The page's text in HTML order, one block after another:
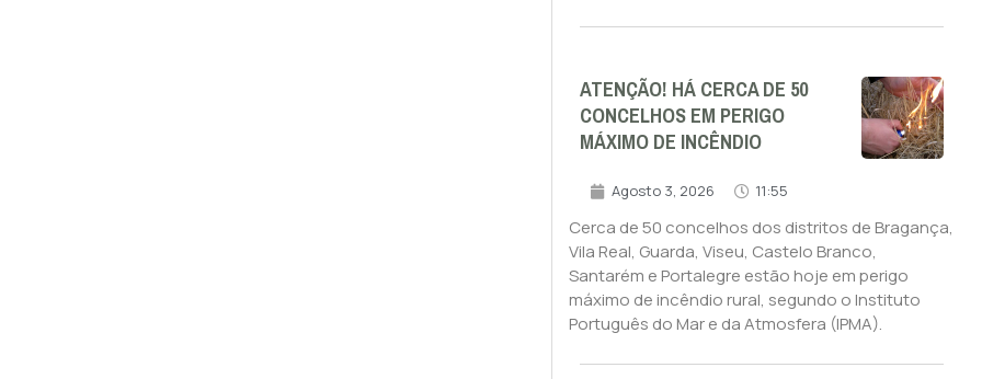
ATENÇÃO! HÁ CERCA DE 50
CONCELHOS EM PERIGO
MÁXIMO DE INCÊNDIO
Agosto 3, 2026 11:55
Cerca de 50 concelhos dos distritos de Bragança,
Vila Real, Guarda, Viseu, Castelo Branco,
Santarém e Portalegre estão hoje em perigo
máximo de incêndio rural, segundo o Instituto
Português do Mar e da Atmosfera (IPMA).